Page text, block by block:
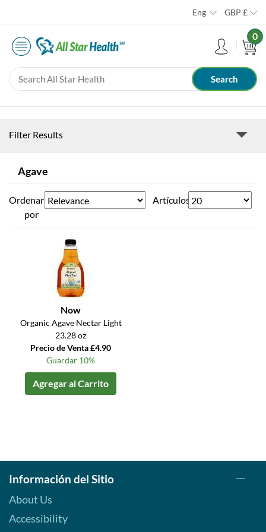
Eng GBP £
0
Filter Results
Agave
Ordenar
por
Artículos
Now
Organic Agave Nectar Light
23.28 oz
Precio de Venta £4.90
Guardar 10%
Agregar al Carrito
Información del Sitio
About Us
Accessibility